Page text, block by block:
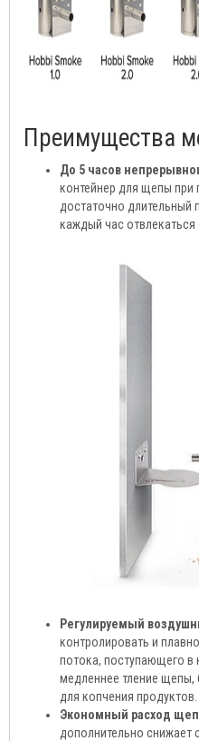
Преимущества
До 5 часов
контейнер для щепы при
достаточно длительный
каждый час
Регулируемый
контролировать и
потока, поступающего в
медленнее тление
для копчения продуктов.
Экономный расход
дополнительно снижает